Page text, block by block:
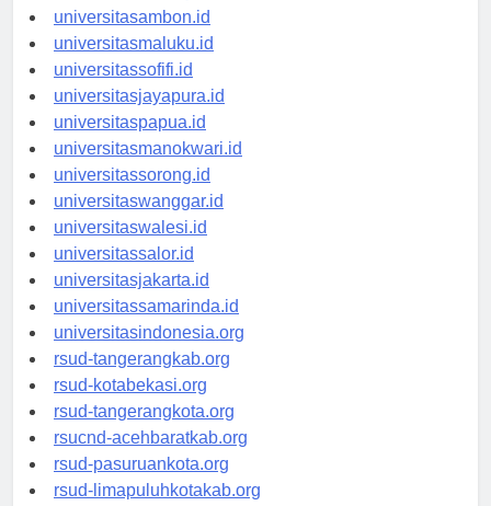
universitasmamuju.id
universitasambon.id
universitasmaluku.id
universitassofifi.id
universitasjayapura.id
universitaspapua.id
universitasmanokwari.id
universitassorong.id
universitaswanggar.id
universitaswalesi.id
universitassalor.id
universitasjakarta.id
universitassamarinda.id
universitasindonesia.org
rsud-tangerangkab.org
rsud-kotabekasi.org
rsud-tangerangkota.org
rsucnd-acehbaratkab.org
rsud-pasuruankota.org